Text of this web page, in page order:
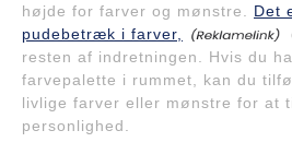
højde for farver og mønstre. Det
pudebetræk i farver,
resten af indretningen. Hvis du
farvepalette i rummet, kan du
livlige farver eller mønstre for at
personlighed.